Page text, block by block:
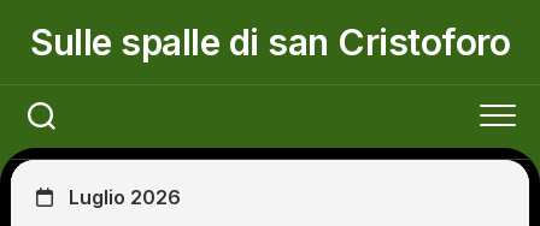
Sulle spalle di san Cristoforo
Luglio 2026